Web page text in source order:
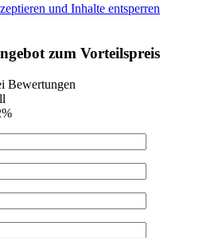
und Inhalte entsperren
zum Vorteilspreis
Bewertungen